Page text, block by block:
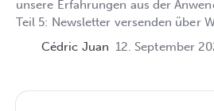
unsere Erfahrungen aus der
Teil 5: Newsletter versenden über
Cédric Juan 12. September